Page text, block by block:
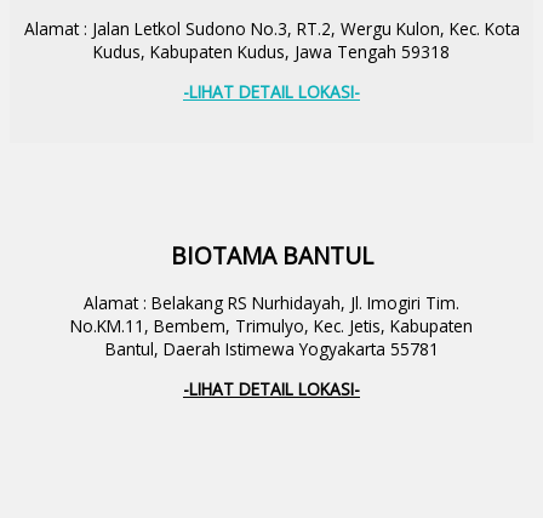
Alamat : Jalan Letkol Sudono No.3, RT.2, Wergu Kulon, Kec. Kota
Kudus, Kabupaten Kudus, Jawa Tengah 59318
-LIHAT DETAIL LOKASI-
BIOTAMA BANTUL
Alamat : Belakang RS Nurhidayah, Jl. Imogiri Tim.
No.KM.11, Bembem, Trimulyo, Kec. Jetis, Kabupaten
Bantul, Daerah Istimewa Yogyakarta 55781
-LIHAT DETAIL LOKASI-